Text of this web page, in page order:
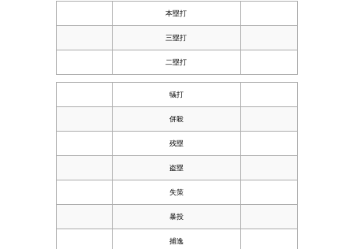
本塁打
三塁打
二塁打
犠打
併殺
残塁
盗塁
失策
暴投
捕逸